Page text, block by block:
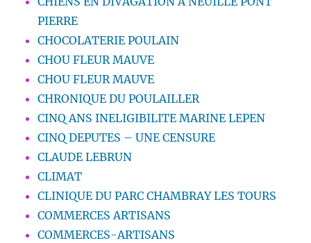
PIERRE
CHOCOLATERIE POULAIN
CHOU FLEUR MAUVE
CHOU FLEUR MAUVE
CHRONIQUE DU POULAILLER
CINQ ANS INELIGIBILITE MARINE LEPEN
CINQ DEPUTES – UNE CENSURE
CLAUDE LEBRUN
CLIMAT
CLINIQUE DU PARC CHAMBRAY LES TOURS
COMMERCES ARTISANS
COMMERCES-ARTISANS